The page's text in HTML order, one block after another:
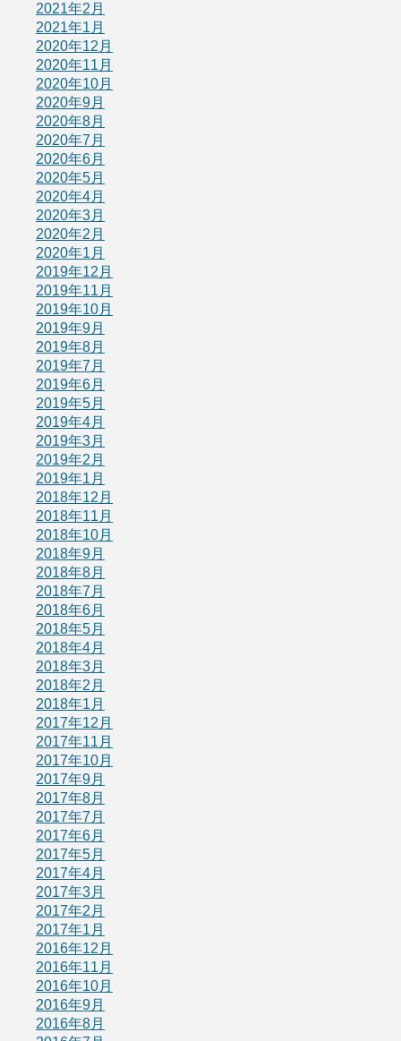
2021年2月
2021年1月
2020年12月
2020年11月
2020年10月
2020年9月
2020年8月
2020年7月
2020年6月
2020年5月
2020年4月
2020年3月
2020年2月
2020年1月
2019年12月
2019年11月
2019年10月
2019年9月
2019年8月
2019年7月
2019年6月
2019年5月
2019年4月
2019年3月
2019年2月
2019年1月
2018年12月
2018年11月
2018年10月
2018年9月
2018年8月
2018年7月
2018年6月
2018年5月
2018年4月
2018年3月
2018年2月
2018年1月
2017年12月
2017年11月
2017年10月
2017年9月
2017年8月
2017年7月
2017年6月
2017年5月
2017年4月
2017年3月
2017年2月
2017年1月
2016年12月
2016年11月
2016年10月
2016年9月
2016年8月